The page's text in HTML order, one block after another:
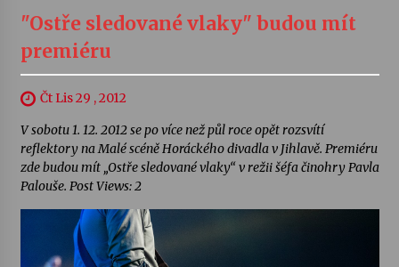
"Ostře sledované vlaky" budou mít
premiéru
Čt Lis 29 , 2012
V sobotu 1. 12. 2012 se po více než půl roce opět rozsvítí
reflektory na Malé scéně Horáckého divadla v Jihlavě. Premiéru
zde budou mít „Ostře sledované vlaky“ v režii šéfa činohry Pavla
Palouše. Post Views: 2